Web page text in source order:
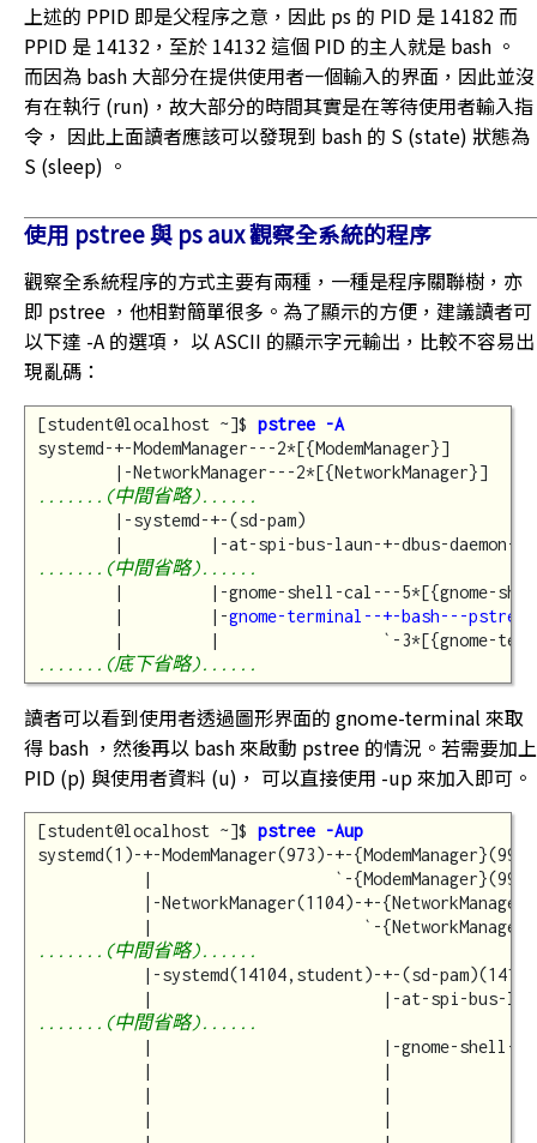
上述的 PPID 即是父程序之意，因此 ps 的 PID 是 14182 而
PPID 是 14132，至於 14132 這個 PID 的主人就是 bash 。
而因為 bash 大部分在提供使用者一個輸入的界面，因此並沒
有在執行 (run)，故大部分的時間其實是在等待使用者輸入指
令， 因此上面讀者應該可以發現到 bash 的 S (state) 狀態為
S (sleep) 。
使用 pstree 與 ps aux 觀察全系統的程序
觀察全系統程序的方式主要有兩種，一種是程序關聯樹，亦
即 pstree ，他相對簡單很多。為了顯示的方便，建議讀者可
以下達 -A 的選項， 以 ASCII 的顯示字元輸出，比較不容易出
現亂碼：
[student@localhost ~]$ pstree -A
systemd-+-ModemManager---2*[{ModemManager}]
.......(中間省略)......
        |-systemd-+-(sd-pam)
.......(中間省略)......
|         |-gnome-shell-cal---5*[{gnome-
        |         |-
gnome-terminal--+-bash---pstree
.......(底下省略)......
讀者可以看到使用者透過圖形界面的 gnome-terminal 來取
得 bash ，然後再以 bash 來啟動 pstree 的情況。若需要加上
PID (p) 與使用者資料 (u)， 可以直接使用 -up 來加入即可。
[student@localhost ~]$ pstree -Aup
systemd(1)-+-ModemManager(973)-+-{ModemManager}(991)
           |                   `-{ModemManager}(998)
|-NetworkManager(1104)-+-
.......(中間省略)......
|-systemd(14104,student)-+-(sd-
.......(中間省略)......
|                        |-gnome-shell-
|                        |
|                        |
|                        |